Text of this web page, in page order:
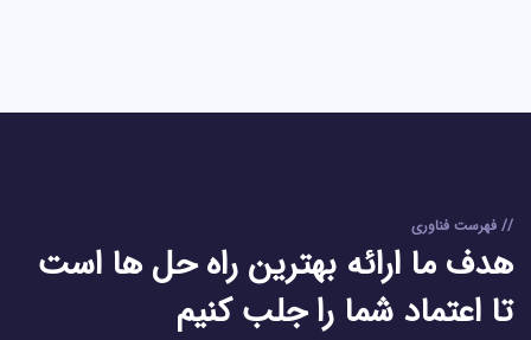
// فهرست فناوری
هدف ما ارائه بهترین راه حل ها است
تا اعتماد شما را جلب کنیم